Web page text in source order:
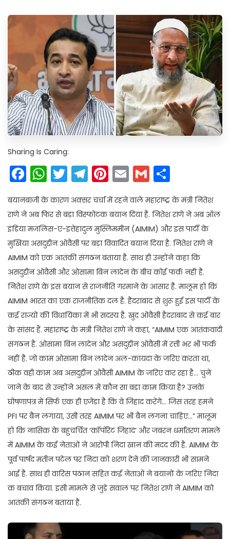
Sharing Is Caring:
Facebook
WhatsApp
Twitter
Telegram
Pinterest
EmailGmail
बयानबाजी के कारण अक्सर चर्चा में रहने वाले महाराष्ट्र के मंत्री नितेश
राणे ने अब फिर से बड़ा विस्फोटक बयान दिया है. नितेश राणे ने अब ऑल
इंडिया मजलिस-ए-इत्तेहादुल मुस्लिममीन (AIMIM) और इस पार्टी के
मुखिया असदुद्दीन ओवैसी पर बड़ा विवादित बयान दिया है. नितेश राणे ने
AIMIM को एक आतंकी संगठन बताया है. साथ ही उन्होंने कहा कि
असदुद्दीन ओवैसी और ओसामा बिन लादेन के बीच कोई फर्क नहीं है.
नितेश राणे के इस बयान से राजनीति गरमाने के आसार है. मालूम हो कि
AIMIM भारत का एक राजनीतिक दल है. हैदराबाद से शुरू हुई इस पार्टी के
कई राज्यों की विधायिका में भी सदस्य है. खुद ओवैसी हैदराबाद से कई बार
के सांसद हैं. महाराष्ट्र के मंत्री नितेश राणे ने कहा, “AIMIM एक आतंकवादी
संगठन है. ओसामा बिन लादेन और असदुद्दीन ओवैसी में रत्ती भर भी फर्क
नहीं है. जो काम ओसामा बिन लादेन अल-कायदा के जरिए करता था,
ठीक वही काम अब असदुद्दीन ओवैसी AIMIM के जरिए कर रहा है… चुने
जाने के बाद से उन्होंने असल में कौन सा बड़ा काम किया है? उनके
घोषणापत्र में सिर्फ एक ही एजेंडा है कि वे जिहाद करेंगे… जिस तरह हमने
PFI पर बैन लगाया, उसी तरह AIMIM पर भी बैन लगना चाहिए…” मालूम
हो कि नासिक के बहुचर्चित ‘कॉर्पोरेट जिहाद’ और जबरन धर्मांतरण मामले
में AIMIM के कई नेताओं ने आरोपी निदा खान की मदद की है. AIMIM के
पूर्व पार्षद मतीन पटेल पर निदा को शरण देने की जानकारी भी सामने
आई है. साथ ही वारिस पठान सहित कई नेताओं ने बयानों के जरिए निदा
क बचाव किया. इसी मामले से जुड़े सवाल पर नितेश राणे ने AIMIM को
आतंकी संगठन बताया है.